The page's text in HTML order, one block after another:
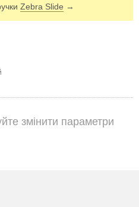
Zebra Slide →
змінити параметри